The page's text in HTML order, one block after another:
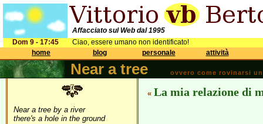
Affacciato sul Web dal 1995
Dom 9 - 17:45
Ciao, essere umano non identificato!
home
blog personale attività
Near a tree ovvero come rovinarsi
Near a tree by a river
there's a hole in the ground
« La mia relazione di